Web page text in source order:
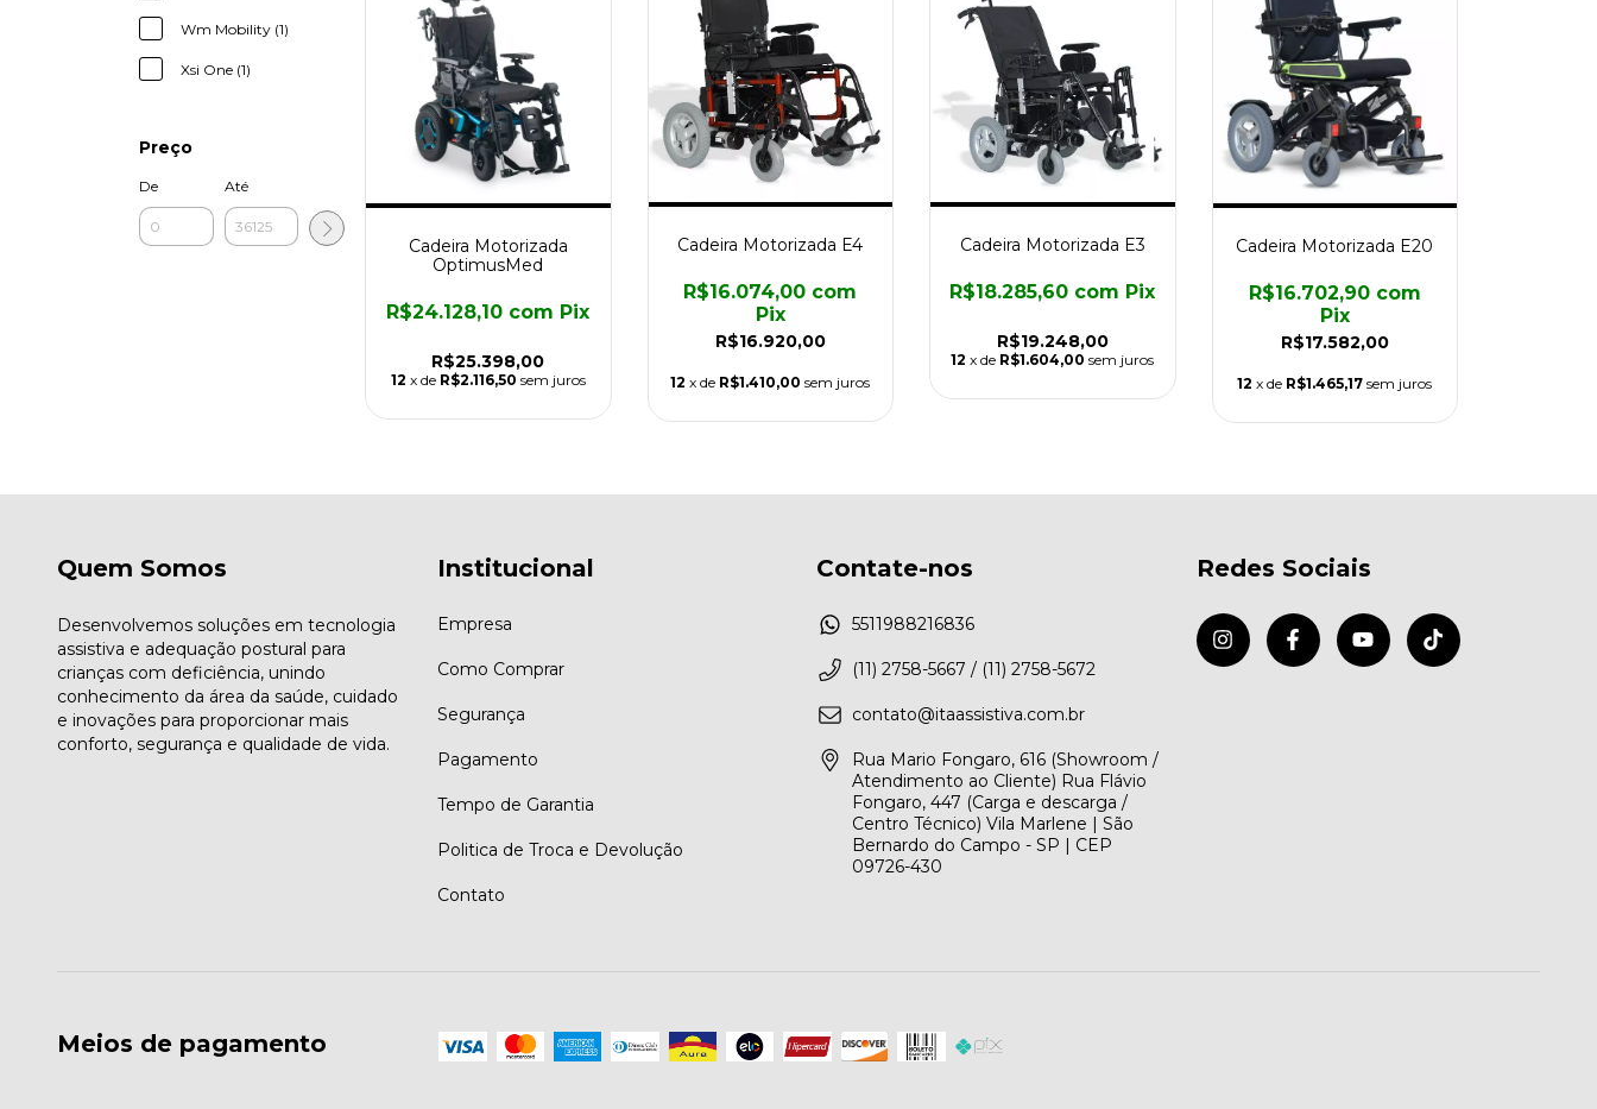
Wm Mobility (1)
Xsi One (1)
Preço
De Até
Cadeira Motorizada
OptimusMed
R$25.398,00
R$24.128,10 com Pix
12 x de R$2.116,50 sem juros
Cadeira Motorizada E4
R$16.920,00
R$16.074,00 com
Pix
12 x de R$1.410,00 sem juros
Cadeira Motorizada E3
R$19.248,00
R$18.285,60 com Pix
12 x de R$1.604,00 sem juros
Cadeira Motorizada E20
R$17.582,00
R$16.702,90 com
Pix
12 x de R$1.465,17 sem juros
Quem Somos
Desenvolvemos soluções em tecnologia
assistiva e adequação postural para
crianças com deficiência, unindo
conhecimento da área da saúde, cuidado
e inovações para proporcionar mais
conforto, segurança e qualidade de vida.
Institucional
Empresa
Como Comprar
Segurança
Pagamento
Tempo de Garantia
Politica de Troca e Devolução
Contato
Contate-nos
5511988216836
(11) 2758-5667 / (11) 2758-5672
contato@itaassistiva.com.br
Rua Mario Fongaro, 616 (Showroom /
Atendimento ao Cliente) Rua Flávio
Fongaro, 447 (Carga e descarga /
Centro Técnico) Vila Marlene | São
Bernardo do Campo - SP | CEP
09726-430
Redes Sociais
Meios de pagamento